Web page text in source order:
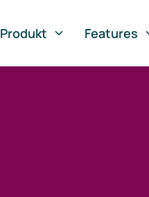
Produkt
Features